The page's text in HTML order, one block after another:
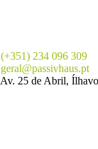
(+351) 234 096 309
geral@passivhaus.pt
Av. 25 de Abril,